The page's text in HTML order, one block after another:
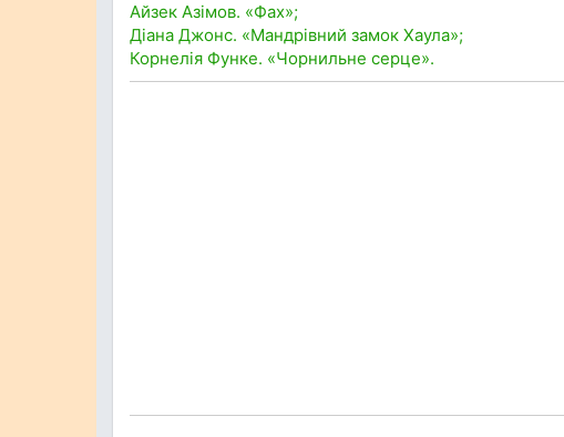
Айзек Азімов. «Фах»;
Діана Джонс. «Мандрівний замок Хаула»;
Корнелія Функе. «Чорнильне серце».